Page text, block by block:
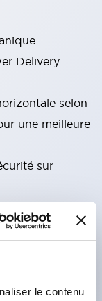
le contenu
Delivery
selon
une meilleure
sur
fonction
sangle